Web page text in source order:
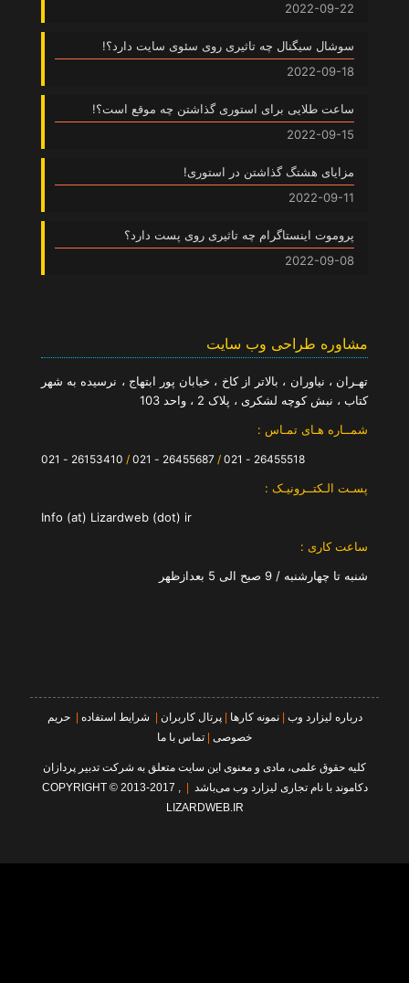
2022-09-22
سوشال سیگنال چه تاثیری روی سئوی سایت دارد؟!
2022-09-18
ساعت طلایی برای استوری گذاشتن چه موقع است؟!
2022-09-15
مزایای هشتگ گذاشتن در استوری!
2022-09-11
پروموت اینستاگرام چه تاثیری روی پست دارد؟
2022-09-08
مشاوره طراحی وب سایت
تهـران ، نیاوران ، بالاتر از کاخ ، خیابان پور ابتهاج ، نرسیده به شهر
کتاب ، نبش کوچه لشکری ، پلاک 2 ، واحد 103
شمــاره هـای تمـاس :
26455518 - 021
/
/
پسـت الـکتــرونیـک :
Info (at) Lizardweb (dot) ir
ساعت کاری :
شنبه تا چهارشنبه / 9 صبح الی 5 بعدازظهر
درباره لیزارد وب نمونه کارها پرتال کاربران شرایط استفاده
حریم
خصوصی
تماس با ما
کليه حقوق علمی، مادی و معنوی اين سايت متعلق به شرکت تدبیر پردازان
دکاموند با نام تجاری لیزارد وب می‌باشد
COPYRIGHT © 2013-2017 ,
LIZARDWEB.IR